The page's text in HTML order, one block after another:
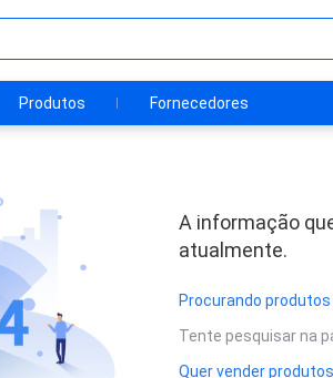
Produtos Fornecedores
A informação
atualmente.
Procurando
Tente pesquisar na
Quer vender